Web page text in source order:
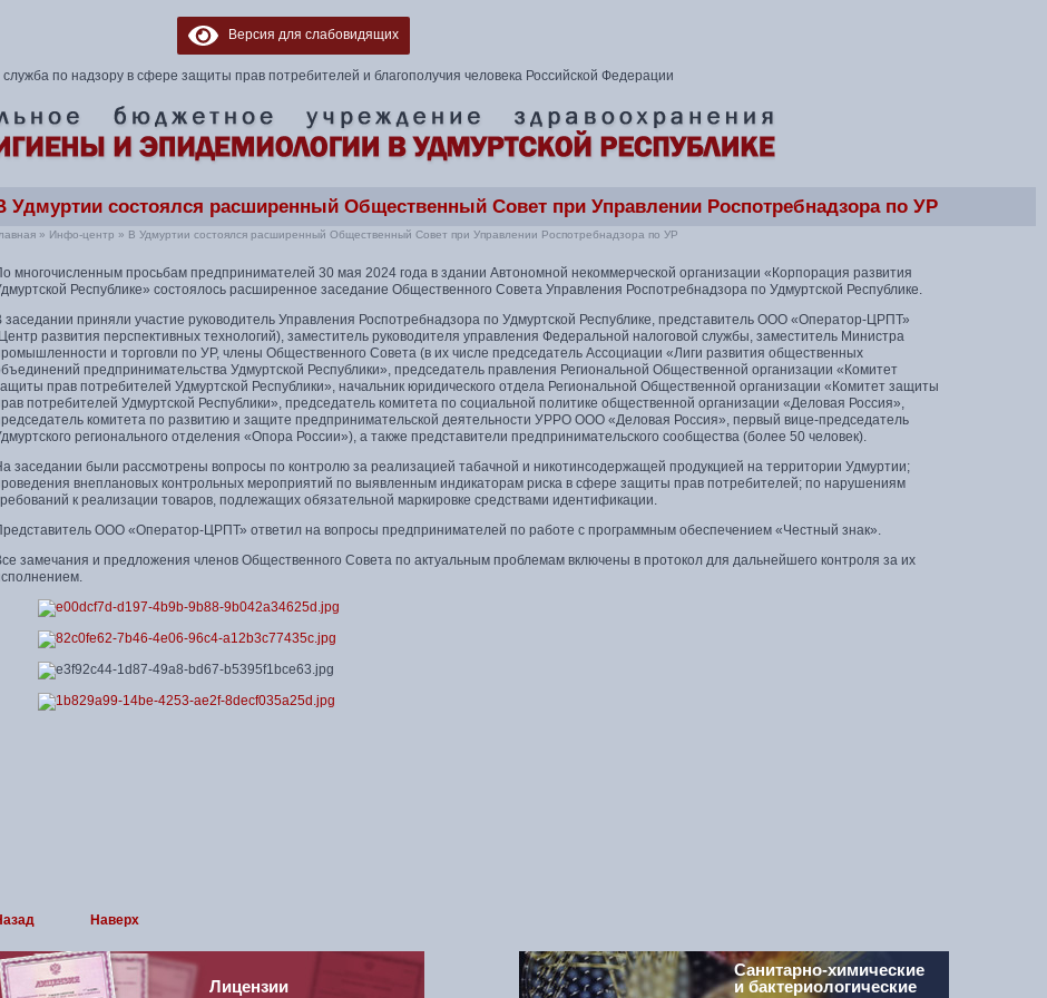
Версия для слабовидящих
по надзору в сфере защиты прав потребителей и благополучия человека Российской Федерации
Удмуртии состоялся расширенный Общественный Совет при Управлении Роспотребнадзора по УР
» Инфо-центр » В Удмуртии состоялся расширенный Общественный Совет при Управлении Роспотребнадзора по УР
многочисленным просьбам предпринимателей 30 мая 2024 года в здании Автономной некоммерческой организации «Корпорация развития
Республике» состоялось расширенное заседание Общественного Совета Управления Роспотребнадзора по Удмуртской Республике.
заседании приняли участие руководитель Управления Роспотребнадзора по Удмуртской Республике, представитель ООО «Оператор-ЦРПТ»
развития перспективных технологий), заместитель руководителя управления Федеральной налоговой службы, заместитель Министра
и торговли по УР, члены Общественного Совета (в их числе председатель Ассоциации «Лиги развития общественных
предпринимательства Удмуртской Республики», председатель правления Региональной Общественной организации «Комитет
прав потребителей Удмуртской Республики», начальник юридического отдела Региональной Общественной организации «Комитет защиты
потребителей Удмуртской Республики», председатель комитета по социальной политике общественной организации «Деловая Россия»,
комитета по развитию и защите предпринимательской деятельности УРРО ООО «Деловая Россия», первый вице-председатель
регионального отделения «Опора России»), а также представители предпринимательского сообщества (более 50 человек).
заседании были рассмотрены вопросы по контролю за реализацией табачной и никотинсодержащей продукцией на территории Удмуртии;
внеплановых контрольных мероприятий по выявленным индикаторам риска в сфере защиты прав потребителей; по нарушениям
к реализации товаров, подлежащих обязательной маркировке средствами идентификации.
ООО «Оператор-ЦРПТ» ответил на вопросы предпринимателей по работе с программным обеспечением «Честный знак».
замечания и предложения членов Общественного Совета по актуальным проблемам включены в протокол для дальнейшего контроля за их
Наверх
Лицензии
Санитарно-химические
и бактериологические